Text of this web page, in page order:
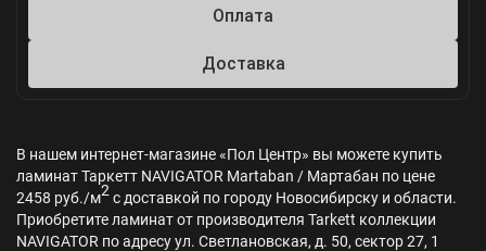
Оплата
Доставка
В нашем интернет-магазине «Пол Центр» вы можете купить
ламинат Таркетт NAVIGATOR Martaban / Мартабан по цене
2458 руб./м2с доставкой по городу Новосибирску и области.
Приобретите ламинат от производителя Tarkett коллекции
NAVIGATOR по адресу ул. Светлановская, д. 50, сектор 27, 1